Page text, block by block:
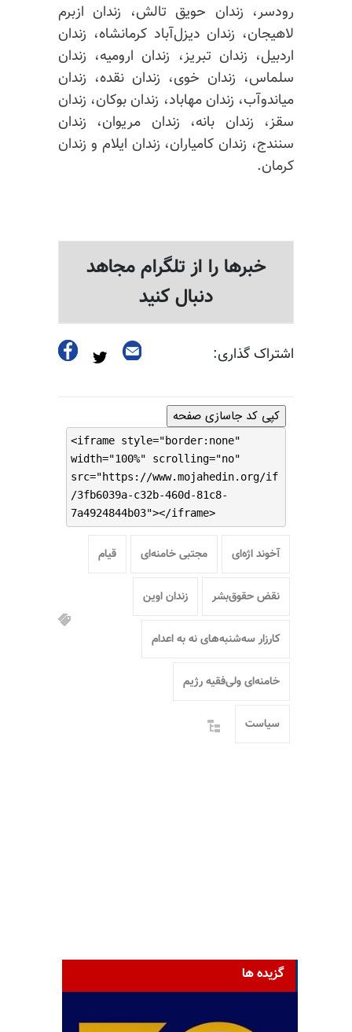
رودسر، زندان حویق تالش، زندان ازبرم
لاهیجان، زندان دیزل‌آباد کرمانشاه، زندان
اردبیل، زندان تبریز، زندان ارومیه، زندان
سلماس، زندان خوی، زندان نقده، زندان
میاندوآب، زندان مهاباد، زندان بوکان، زندان
سقز، زندان بانه، زندان مریوان، زندان
سنندج، زندان کامیاران، زندان ایلام و زندان
کرمان.
خبرها را از تلگرام مجاهد
دنبال کنید
اشتراک گذاری:
کپی کد جاسازی صفحه
<iframe style="border:none"
width="100%" scrolling="no"
src="https://www.mojahedin.org/if
/3fb6039a-c32b-460d-81c8-
7a4924844b03"></iframe>
آخوند اژه‌ای مجتبی خامنه‌ای قیام
نقض حقوق‌بشر زندان اوین
کارزار سه‌شنبه‌های نه به اعدام
خامنه‌ای ولی‌فقیه رژیم
سیاست
گزیده ها